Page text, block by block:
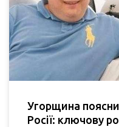
Угорщина
Росії: ключову